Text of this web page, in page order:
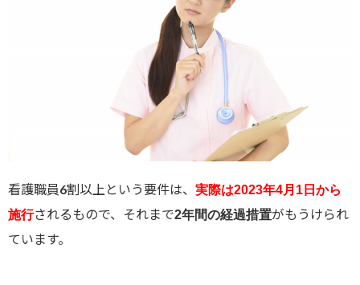
看護職員6割以上という要件は、 実際は2023年4月1日から
施行されるもので、それまで2年間の経過措置がもうけられ
ています。